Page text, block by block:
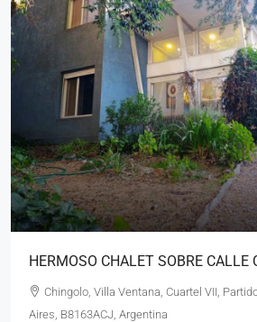
HERMOSO CHALET SOBRE CALLE
Chingolo, Villa Ventana, Cuartel VII,
Aires, B8163ACJ, Argentina